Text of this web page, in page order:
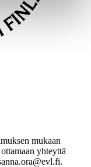
mukaan
yhteyttä